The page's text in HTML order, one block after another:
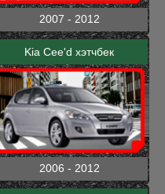
2007 - 2012
Kia Cee'd хэтчбек
2006 - 2012